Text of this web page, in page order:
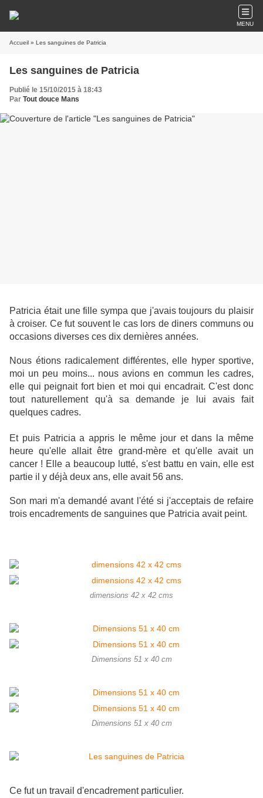
MENU
Accueil » Les sanguines de Patricia
Les sanguines de Patricia
Publié le 15/10/2015 à 18:43
Par Tout douce Mans
Patricia était une fille sympa que j'avais toujours du plaisir
à croiser. Ce fut souvent le cas lors de diners communs ou
occasions diverses ces dix dernières années.
Nous étions radicalement différentes, elle hyper sportive,
moi un peu moins... nous avions en commun les cadres,
elle qui peignait fort bien et moi qui encadrait. C'est donc
tout naturellement qu'à sa demande je lui avais fait
quelques cadres.
Et puis Patricia a appris le même jour et dans la même
heure qu'elle allait être grand-mère et qu'elle avait un
cancer ! Elle a beaucoup lutté, s'est battu en vain, elle est
partie il y déjà deux ans, elle avait 56 ans.
Son mari m'a demandé avant l'été si j'acceptais de refaire
trois encadrements de sanguines que Patricia avait peint.
dimensions 42 x 42 cms
Dimensions 51 x 40 cm
Dimensions 51 x 40 cm
Ce fut un travail d'encadrement particulier.